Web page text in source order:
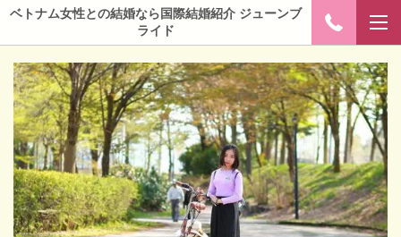
ベトナム女性との結婚なら国際結婚紹介 ジューンブ
ライド